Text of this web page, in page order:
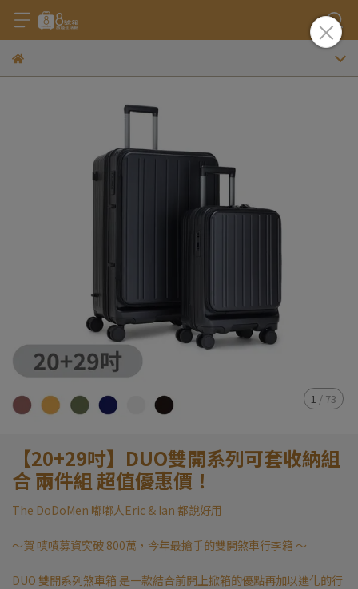
1 / 73
【20+29吋】DUO雙開系列可套收納組
合 兩件組 超值優惠價！
The DoDoMen 嘟嘟人Eric & Ian 都說好用
～賀 嘖嘖募資突破 800萬，今年最搶手的雙開煞車行李箱 ～
DUO 雙開系列煞車箱 是一款結合前開上掀箱的優點再加以進化的行